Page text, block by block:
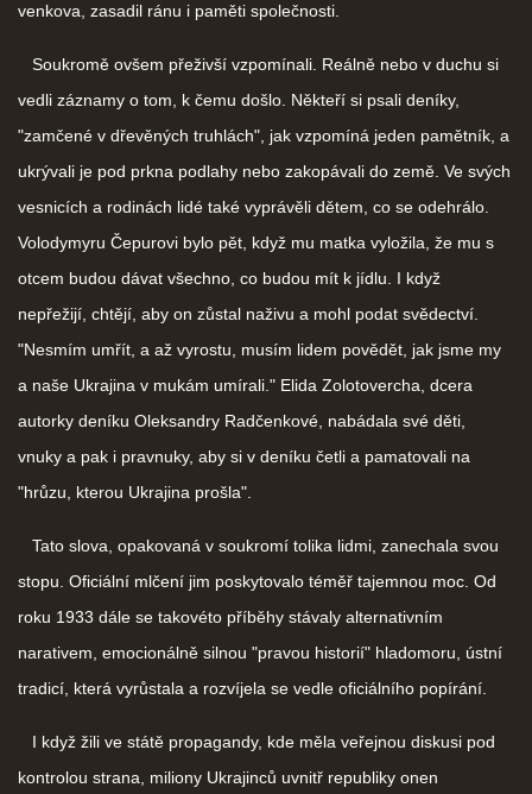
venkova, zasadil ránu i paměti společnosti.
Soukromě ovšem přeživší vzpomínali. Reálně nebo v duchu si
vedli záznamy o tom, k čemu došlo. Někteří si psali deníky,
"zamčené v dřevěných truhlách", jak vzpomíná jeden pamětník, a
ukrývali je pod prkna podlahy nebo zakopávali do země. Ve svých
vesnicích a rodinách lidé také vyprávěli dětem, co se odehrálo.
Volodymyru Čepurovi bylo pět, když mu matka vyložila, že mu s
otcem budou dávat všechno, co budou mít k jídlu. I když
nepřežijí, chtějí, aby on zůstal naživu a mohl podat svědectví.
"Nesmím umřít, a až vyrostu, musím lidem povědět, jak jsme my
a naše Ukrajina v mukám umírali." Elida Zolotovercha, dcera
autorky deníku Oleksandry Radčenkové, nabádala své děti,
vnuky a pak i pravnuky, aby si v deníku četli a pamatovali na
"hrůzu, kterou Ukrajina prošla".
Tato slova, opakovaná v soukromí tolika lidmi, zanechala svou
stopu. Oficiální mlčení jim poskytovalo téměř tajemnou moc. Od
roku 1933 dále se takovéto příběhy stávaly alternativním
narativem, emocionálně silnou "pravou historií" hladomoru, ústní
tradicí, která vyrůstala a rozvíjela se vedle oficiálního popírání.
I když žili ve státě propagandy, kde měla veřejnou diskusi pod
kontrolou strana, miliony Ukrajinců uvnitř republiky onen